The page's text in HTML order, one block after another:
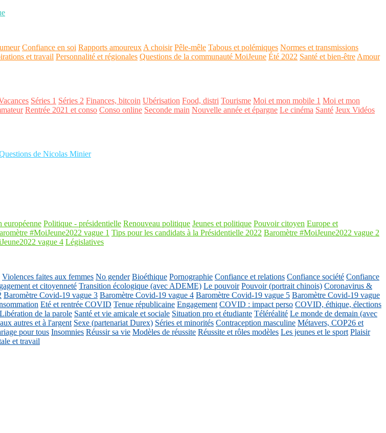
Confiance en soi Rapports amoureux A choisir Pêle-mêle Tabous et polémiques Normes et transmissions
et travail Personnalité et régionales Questions de la communauté MoiJeune Été 2022 Santé et bien-être Amour
Séries 1 Séries 2 Finances, bitcoin Ubérisation Food, distri Tourisme Moi et mon mobile 1 Moi et mon
Rentrée 2021 et conso Conso online Seconde main Nouvelle année et épargne Le cinéma Santé Jeux Vidéos
de Nicolas Minier
européenne Politique - présidentielle Renouveau politique Jeunes et politique Pouvoir citoyen Europe et
#MoiJeune2022 vague 1 Tips pour les candidats à la Présidentielle 2022 Baromètre #MoiJeune2022 vague 2
vague 4 Législatives
Violences faites aux femmes No gender Bioéthique Pornographie Confiance et relations Confiance société Confiance
et citoyenneté Transition écologique (avec ADEME) Le pouvoir Pouvoir (portrait chinois) Coronavirus &
Baromètre Covid-19 vague 3 Baromètre Covid-19 vague 4 Baromètre Covid-19 vague 5 Baromètre Covid-19 vague
Eté et rentrée COVID Tenue républicaine Engagement COVID : impact perso COVID, éthique, élections
Libération de la parole Santé et vie amicale et sociale Situation pro et étudiante Téléréalité Le monde de demain (avec
autres et à l'argent Sexe (partenariat Durex) Séries et minorités Contraception masculine Métavers, COP26 et
pour tous Insomnies Réussir sa vie Modèles de réussite Réussite et rôles modèles Les jeunes et le sport Plaisir
et travail